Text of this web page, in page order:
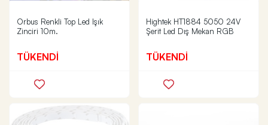
Orbus Renkli Top Led Işık
Zinciri 10m.
TÜKENDİ
Hightek HT1884 5050 24V
Şerit Led Dış Mekan RGB
TÜKENDİ